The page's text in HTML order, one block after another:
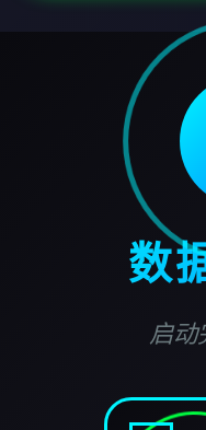
数
启动